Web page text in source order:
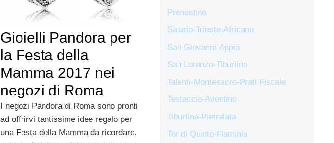
Gioielli Pandora per
la Festa della
Mamma 2017 nei
negozi di Roma
I negozi Pandora di Roma sono pronti
ad offrirvi tantissime idee regalo per
una Festa della Mamma da ricordare.
Prenestino
Salario-Trieste-Africano
San Giovanni-Appia
San Lorenzo-Tiburtino
Talenti-Montesacro-Prati Fiscale
Testaccio-Aventino
Tiburtina-Pietralata
Tor di Quinto-Flaminia